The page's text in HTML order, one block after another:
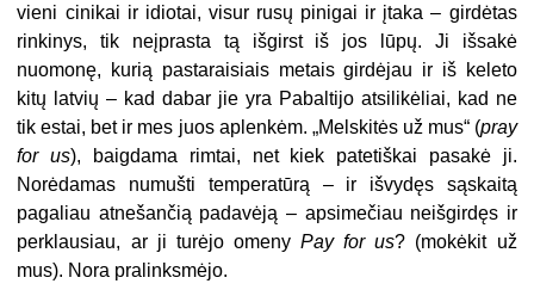
vieni cinikai ir idiotai, visur rusų pinigai ir įtaka – girdėtas
rinkinys, tik neįprasta tą išgirst iš jos lūpų. Ji išsakė
nuomonę, kurią pastaraisiais metais girdėjau ir iš keleto
kitų latvių – kad dabar jie yra Pabaltijo atsilikėliai, kad ne
tik estai, bet ir mes juos aplenkėm. „Melskitės už mus“ (pray
for us), baigdama rimtai, net kiek patetiškai pasakė ji.
Norėdamas numušti temperatūrą – ir išvydęs sąskaitą
pagaliau atnešančią padavėją – apsimečiau neišgirdęs ir
perklausiau, ar ji turėjo omenyPay for us? (mokėkit už
mus). Nora pralinksmėjo.